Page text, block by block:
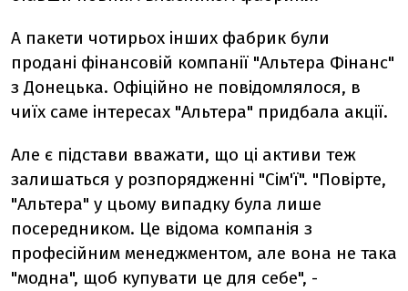
А пакети чотирьох інших фабрик були
продані фінансовій компанії "Альтера Фінанс"
з Донецька. Офіційно не повідомлялося, в
чиїх саме інтересах "Альтера" придбала акції.
Але є підстави вважати, що ці активи теж
залишаться у розпорядженні "Сім'ї". "Повірте,
"Альтера" у цьому випадку була лише
посередником. Це відома компанія з
професійним менеджментом, але вона не така
"модна", щоб купувати це для себе", -